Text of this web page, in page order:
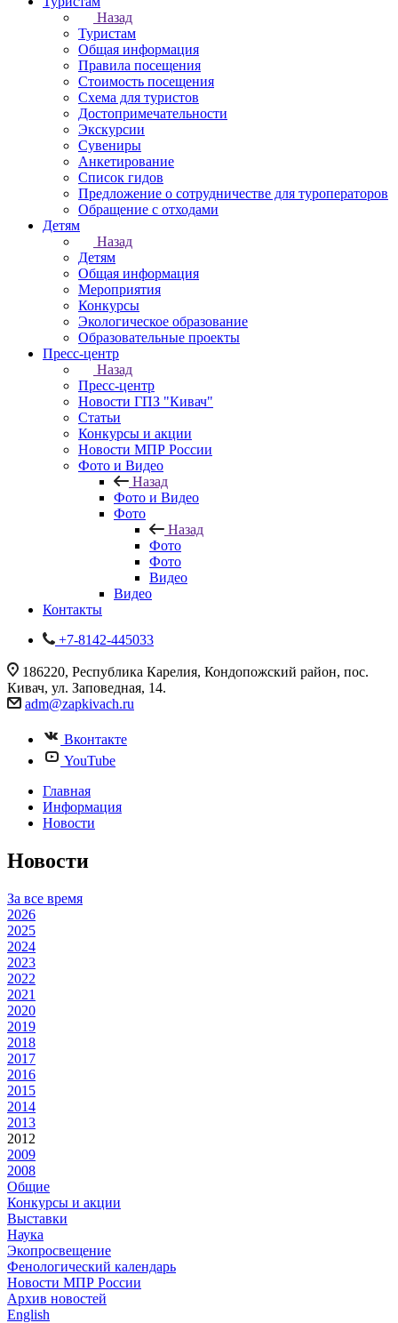
Назад
Туристам
Общая информация
Правила посещения
Стоимость посещения
Схема для туристов
Достопримечательности
Экскурсии
Сувениры
Анкетирование
Список гидов
Предложение о сотрудничестве для туроператоров
Обращение с отходами
Детям
Назад
Детям
Общая информация
Мероприятия
Конкурсы
Экологическое образование
Образовательные проекты
Пресс-центр
Назад
Пресс-центр
Новости ГПЗ "Кивач"
Статьи
Конкурсы и акции
Новости МПР России
Фото и Видео
Назад
Фото и Видео
Фото
Назад
Фото
Фото
Видео
Видео
Контакты
+7-8142-445033
186220, Республика Карелия, Кондопожский район, пос.
Кивач, ул. Заповедная, 14.
adm@zapkivach.ru
Вконтакте
YouTube
Главная
Информация
Новости
Новости
За все время
2026
2025
2024
2023
2022
2021
2020
2019
2018
2017
2016
2015
2014
2013
2012
2009
2008
Общие
Конкурсы и акции
Выставки
Наука
Экопросвещение
Фенологический календарь
Новости МПР России
Архив новостей
English